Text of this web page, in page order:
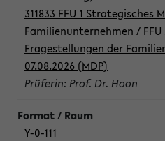
311833 FFU 1 Strategisches
Familienunternehmen /
Fragestellungen der
07.08.2026 (MDP)
Prüferin: Prof. Dr. Hoon
Y-0-111